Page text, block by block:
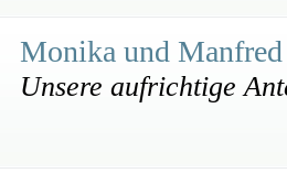
Monika und
Unsere aufrichtige